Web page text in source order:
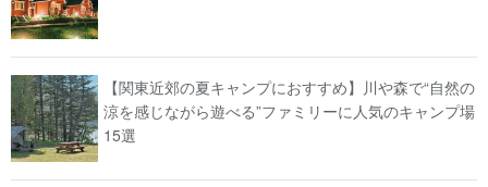
【関東近郊の夏キャンプにおすすめ】川や森で“自然の
涼を感じながら遊べる”ファミリーに人気のキャンプ場
15選